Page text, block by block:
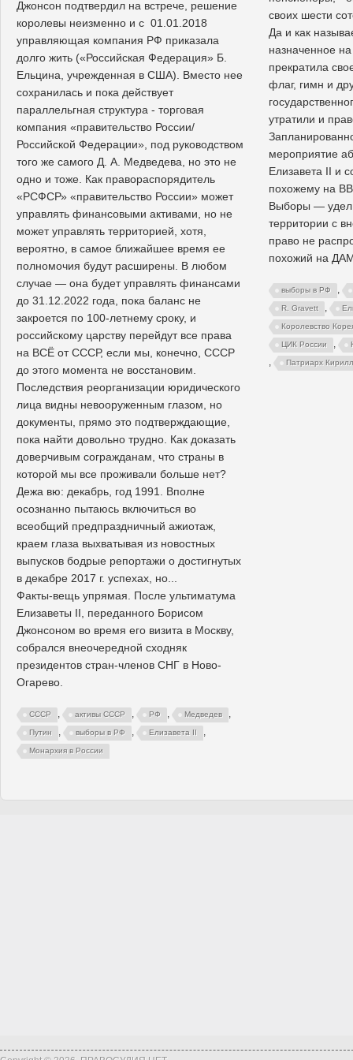
своих шести
Да и как
назначенное
прекратила
флаг, гимн и
утратили и
мероприятие
Елизавета II и
похожему на
Выборы — удел
территории с
право не
похожий на
выборы в РФ ,
R. Gravett ,
Королевство
ЦИК России ,
, Патриарх Кирилл
Джонсон подтвердил на встрече, решение
королевы неизменно и с 01.01.2018
управляющая компания РФ приказала
долго жить («Российская Федерация» Б.
Ельцина, учрежденная в США). Вместо нее
сохранилась и пока действует
параллельгная структура - торговая
компания «правительство России/
Российской Федерации», под руководством
того же самого Д. А. Медведева, но это не
одно и тоже. Как правораспорядитель
«РСФСР» «правительство России» может
управлять финансовыми активами, но не
может управлять территорией, хотя,
вероятно, в самое ближайшее время ее
полномочия будут расширены. В любом
случае — она будет управлять финансами
до 31.12.2022 года, пока баланс не
закроется по 100-летнему сроку, и
российскому царству перейдут все права
на ВСЁ от СССР, если мы, конечно, СССР
до этого момента не восстановим.
Последствия реорганизации юридического
лица видны невооруженным глазом, но
документы, прямо это подтверждающие,
пока найти довольно трудно. Как доказать
доверчивым согражданам, что страны в
которой мы все проживали больше нет?
Дежа вю: декабрь, год 1991. Вполне
осознанно пытаюсь включиться во
всеобщий предпраздничный ажиотаж,
краем глаза выхватывая из новостных
выпусков бодрые репортажи о достигнутых
в декабре 2017 г. успехах, но...
Факты-вещь упрямая. После ультиматума
Елизаветы II, переданного Борисом
Джонсоном во время его визита в Москву,
собрался внеочередной сходняк
президентов стран-членов СНГ в Ново-
Огарево.
СССР , активы СССР , РФ , Медведев ,
Путин , выборы в РФ , Елизавета II ,
Монархия в России